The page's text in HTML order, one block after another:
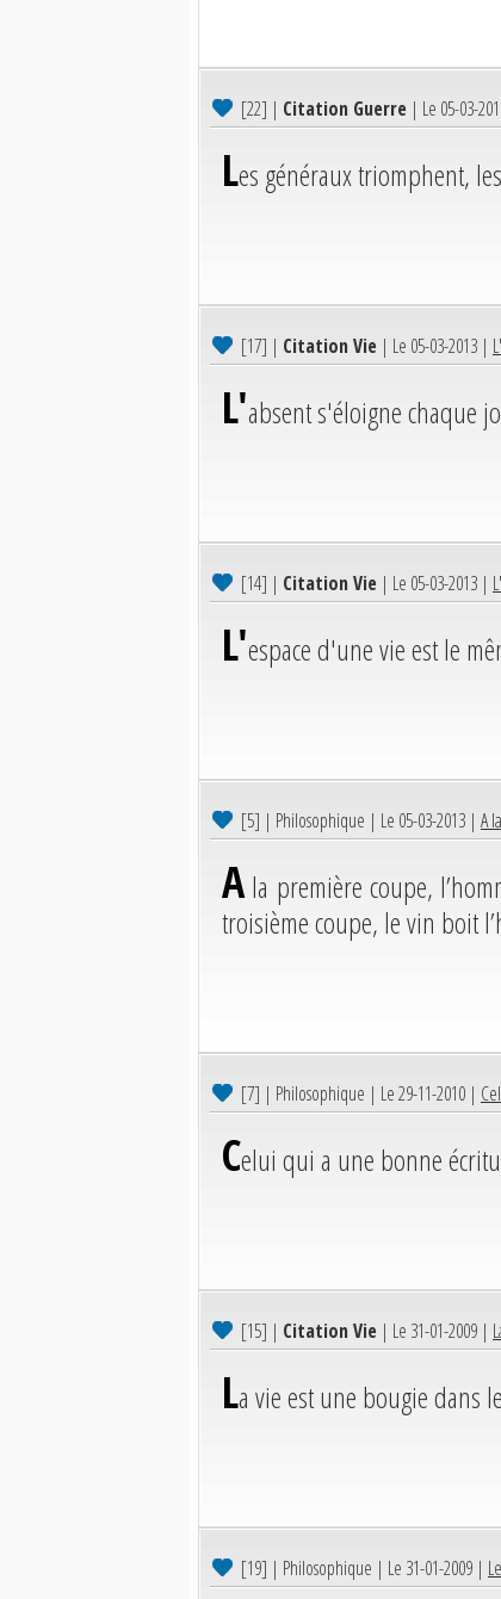
[22] | Citation Guerre | Le 05-03-
Les généraux triomphent,
[17] | Citation Vie | Le 05-03-2013 |
L'absent s'éloigne chaque
[14] | Citation Vie | Le 05-03-2013 |
L'espace d'une vie est le
[5] | Philosophique | Le 05-03-2013 | A
Ala première coupe,
troisième coupe, le vin boit
[7] | Philosophique | Le 29-11-2010 |
Celui qui a une bonne
[15] | Citation Vie | Le 31-01-2009 |
La vie est une bougie dans
[19] | Philosophique | Le 31-01-2009 |